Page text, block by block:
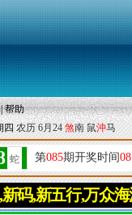
帮助
四 农历 6月24 煞南 鼠沖马